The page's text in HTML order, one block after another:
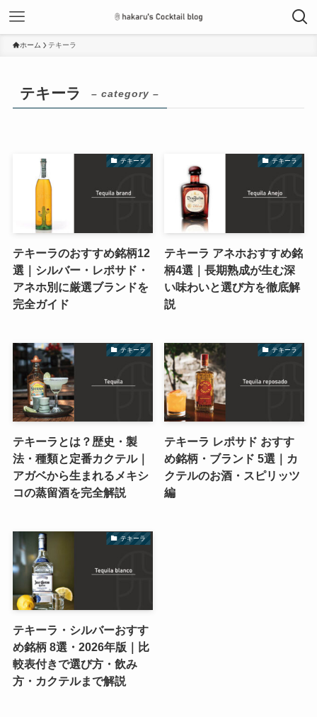
ホーム テキーラ
テキーラ – category –
テキーラ
テキーラのおすすめ銘柄12
選｜シルバー・レポサド・
アネホ別に厳選ブランドを
完全ガイド
テキーラ
テキーラ アネホおすすめ銘
柄4選｜長期熟成が生む深
い味わいと選び方を徹底解
説
テキーラ
テキーラとは？歴史・製
法・種類と定番カクテル｜
アガベから生まれるメキシ
コの蒸留酒を完全解説
テキーラ
テキーラ レポサド おすす
め銘柄・ブランド 5選｜カ
クテルのお酒・スピリッツ
編
テキーラ
テキーラ・シルバーおすす
め銘柄 8選・2026年版｜比
較表付きで選び方・飲み
方・カクテルまで解説